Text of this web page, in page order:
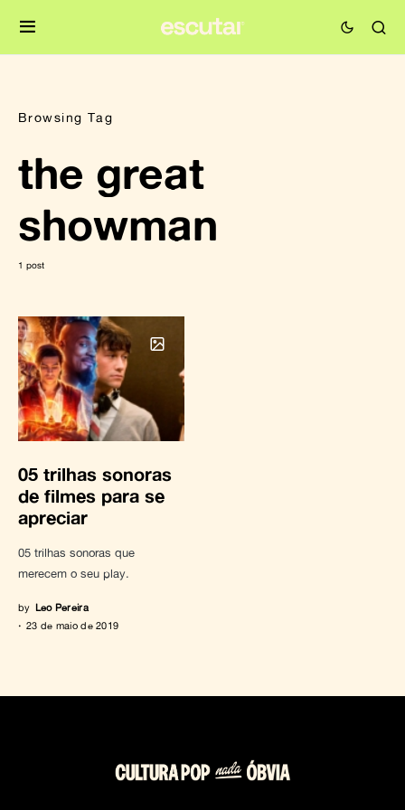
Browsing Tag
the great
showman
1 post
05 trilhas sonoras
de filmes para se
apreciar
05 trilhas sonoras que
merecem o seu play.
by Leo Pereira
23 de maio de 2019